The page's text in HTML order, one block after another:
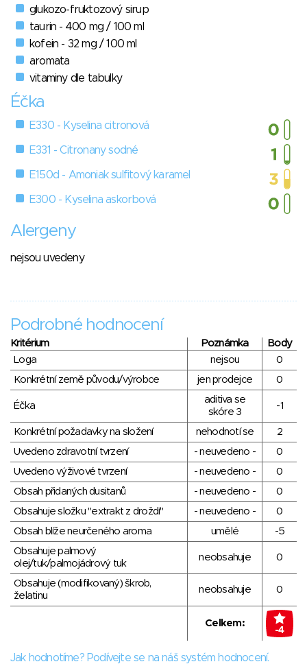
glukozo-fruktozový sirup
taurin - 400 mg / 100 ml
kofein - 32 mg / 100 ml
aromata
vitaminy dle tabulky
Éčka
E330 - Kyselina citronová
E331 - Citronany sodné
E150d - Amoniak sulfitový karamel
E300 - Kyselina askorbová
Alergeny
nejsou uvedeny
Podrobné hodnocení
Kritérium Poznámka
Body
Loga
nejsou
0
Konkrétní země původu/výrobce
jen prodejce 0
Éčka
aditiva se
skóre 3
-1
Konkrétní požadavky na složení nehodnotí se
2
Uvedeno zdravotní tvrzení
- neuvedeno -
0
Uvedeno výživové tvrzení
- neuvedeno -
0
Obsah přidaných dusitanů
- neuvedeno -
0
Obsahuje složku "extrakt z droždí"
- neuvedeno -
0
Obsah blíže neurčeného aroma
umělé
-5
Obsahuje palmový
olej/tuk/palmojádrový tuk
neobsahuje 0
Obsahuje (modifikovaný) škrob,
želatinu
neobsahuje 0
Celkem:
-4
Jak hodnotíme? Podívejte se na náš systém hodnocení.